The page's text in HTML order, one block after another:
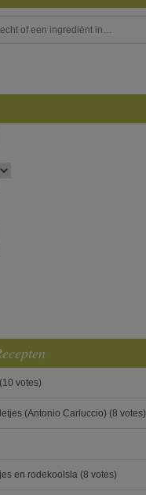
(10 votes)
(Antonio Carluccio) (8 votes)
en rodekoolsla (8 votes)